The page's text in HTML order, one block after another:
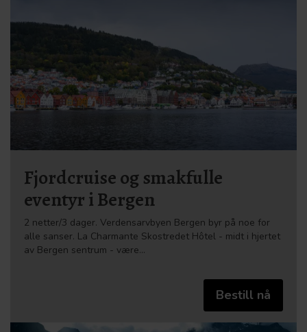
Fjordcruise og smakfulle
eventyr i Bergen
2 netter/3 dager. Verdensarvbyen Bergen byr på noe for
alle sanser. La Charmante Skostredet Hôtel - midt i hjertet
av Bergen sentrum - være…
Bestill nå